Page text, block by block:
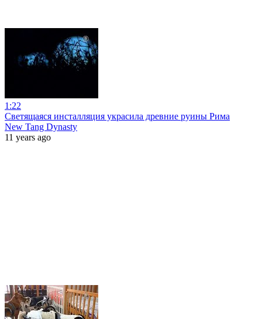
1:22
Светящаяся инсталляция украсила древние руины Рима
New Tang Dynasty
11 years ago